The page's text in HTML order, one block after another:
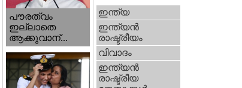
പൗരത്വം
ഇല്ലാതെ
ആക്കുവാന്...
ഇന്ത്യ
ഇന്ത്യന്‍
രാഷ്ട്രീയം
വിവാദം
ഇന്ത്യന്‍
രാഷ്ട്രീയ